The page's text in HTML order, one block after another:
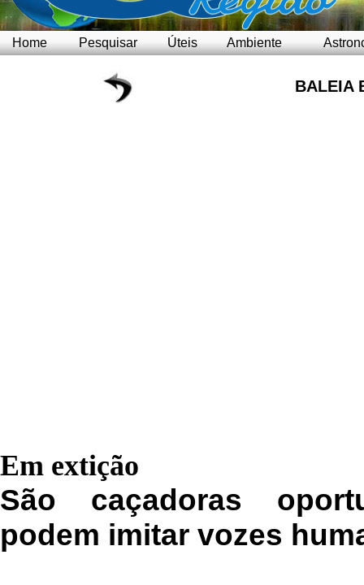
Home Pesquisar Úteis Ambiente
BALEIA
Em extição
São caçadoras
podem imitar vozes